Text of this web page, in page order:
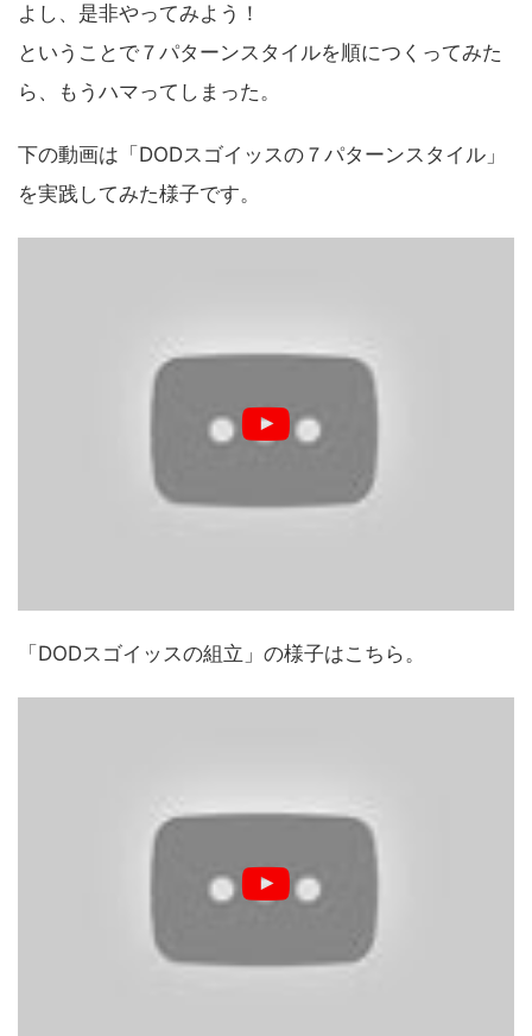
よし、是非やってみよう！
ということで７パターンスタイルを順につくってみた
ら、もうハマってしまった。
下の動画は「DODスゴイッスの７パターンスタイル」
を実践してみた様子です。
「DODスゴイッスの組立」の様子はこちら。